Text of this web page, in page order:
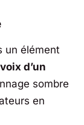
un élément
voix d’un
sombre
en